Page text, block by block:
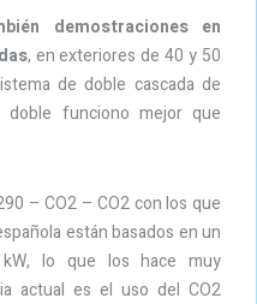
demostraciones en
, en exteriores de 40 y 50
de doble cascada de
funciono mejor que
– CO2 – CO2 con los que
están basados en un
lo que los hace muy
actual es el uso del CO2